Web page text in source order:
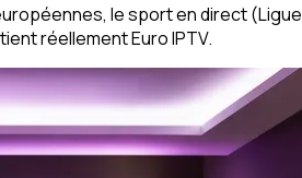
le sport en direct
réellement Euro IPTV.